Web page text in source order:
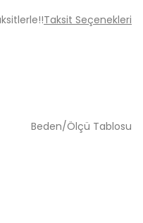
Taksit Seçenekleri
Beden/Ölçü Tablosu